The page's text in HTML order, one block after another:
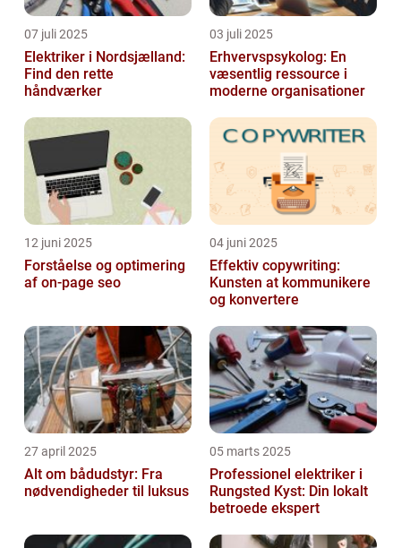
07 juli 2025
Elektriker i Nordsjælland:
Find den rette
håndværker
03 juli 2025
Erhvervspsykolog: En
væsentlig ressource i
moderne organisationer
12 juni 2025
Forståelse og optimering
af on-page seo
04 juni 2025
Effektiv copywriting:
Kunsten at kommunikere
og konvertere
27 april 2025
Alt om bådudstyr: Fra
nødvendigheder til luksus
05 marts 2025
Professionel elektriker i
Rungsted Kyst: Din lokalt
betroede ekspert